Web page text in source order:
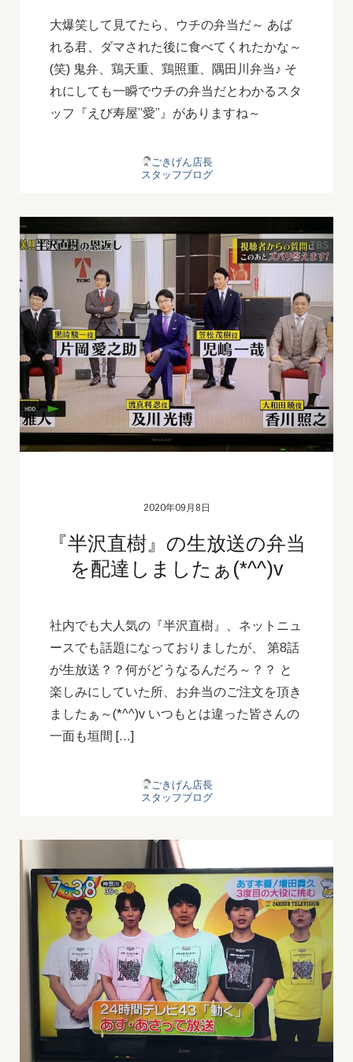
大爆笑して見てたら、ウチの弁当だ～ あば
れる君、ダマされた後に食べてくれたかな～
(笑) 鬼弁、鶏天重、鶏照重、隅田川弁当♪ そ
れにしても一瞬でウチの弁当だとわかるスタ
ッフ『えび寿屋”愛”』がありますね～
ごきげん店長
スタッフブログ
2020年09月8日
『半沢直樹』の生放送の弁当
を配達しましたぁ(*^^)v
社内でも大人気の『半沢直樹』、ネットニュ
ースでも話題になっておりましたが、 第8話
が生放送？？何がどうなるんだろ～？？ と
楽しみにしていた所、お弁当のご注文を頂き
ましたぁ～(*^^)v いつもとは違った皆さんの
一面も垣間 […]
ごきげん店長
スタッフブログ